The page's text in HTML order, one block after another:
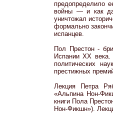
предопределило
войны — и как
уничтожал
формально
испанцев.
Пол Престон -
Испании XX
политических
престижных
Лекция Петра
«Альпина Нон-
книги Пола
Нон-Фикшн»).